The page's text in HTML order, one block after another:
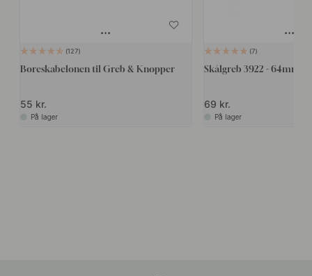
127
Boreskabelonen til Greb & Knopper
55 kr.
På lager
7
Skålgreb 3922 - 64mm -
69 kr.
På lager